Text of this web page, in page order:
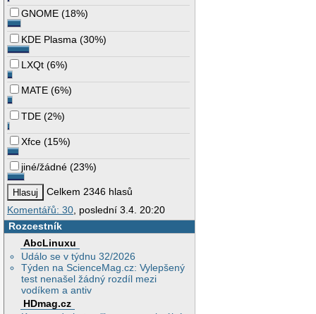
GNOME (18%)
KDE Plasma (30%)
LXQt (6%)
MATE (6%)
TDE (2%)
Xfce (15%)
jiné/žádné (23%)
Celkem 2346 hlasů
Komentářů: 30 , poslední 3.4. 20:20
Rozcestník
AbcLinuxu
Událo se v týdnu 32/2026
Týden na ScienceMag.cz: Vylepšený
test nenašel žádný rozdíl mezi
vodíkem a antiv
HDmag.cz